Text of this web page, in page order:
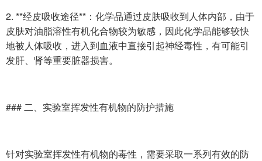
2. **经皮吸收途径**：化学品通过皮肤吸收到人体内部，由于
皮肤对油脂溶性有机化合物较为敏感，因此化学品能够较快
地被人体吸收，进入到血液中直接引起神经毒性，有可能引
发肝、肾等重要脏器损害。
### 二、实验室挥发性有机物的防护措施
针对实验室挥发性有机物的毒性，需要采取一系列有效的防